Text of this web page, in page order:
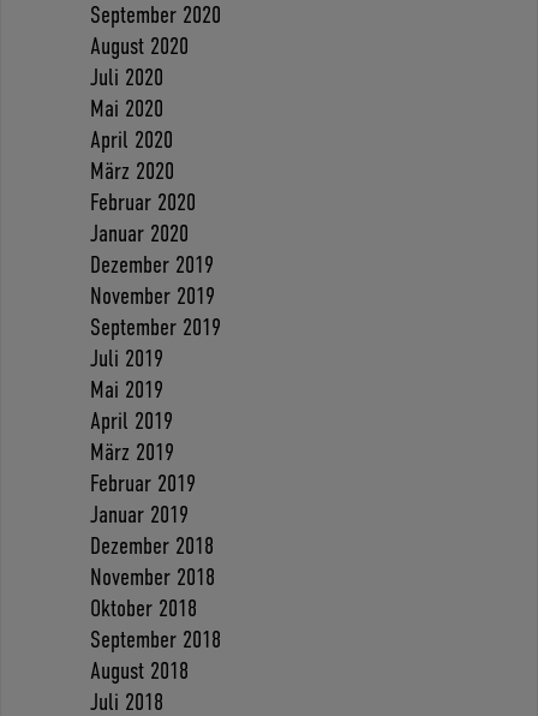
September 2020
August 2020
Juli 2020
Mai 2020
April 2020
März 2020
Februar 2020
Januar 2020
Dezember 2019
November 2019
September 2019
Juli 2019
Mai 2019
April 2019
März 2019
Februar 2019
Januar 2019
Dezember 2018
November 2018
Oktober 2018
September 2018
August 2018
Juli 2018